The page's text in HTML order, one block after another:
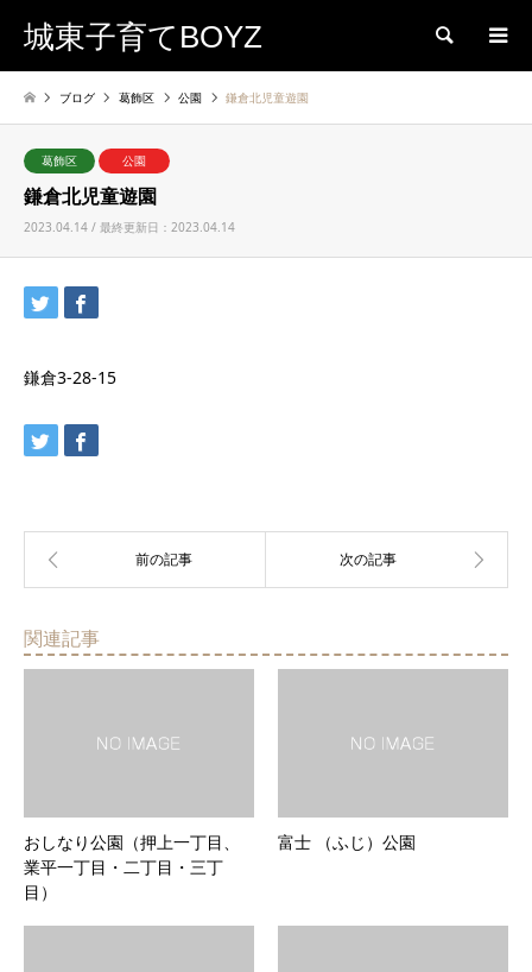
城東子育てBOYZ 検索
ブログ 葛飾区 公園 鎌倉北児童遊園
葛飾区 公園
鎌倉北児童遊園
2023.04.14 / 最終更新日：2023.04.14
鎌倉3-28-15
関連記事
おしなり公園（押上一丁目、
業平一丁目・二丁目・三丁
目）
富士 （ふじ）公園